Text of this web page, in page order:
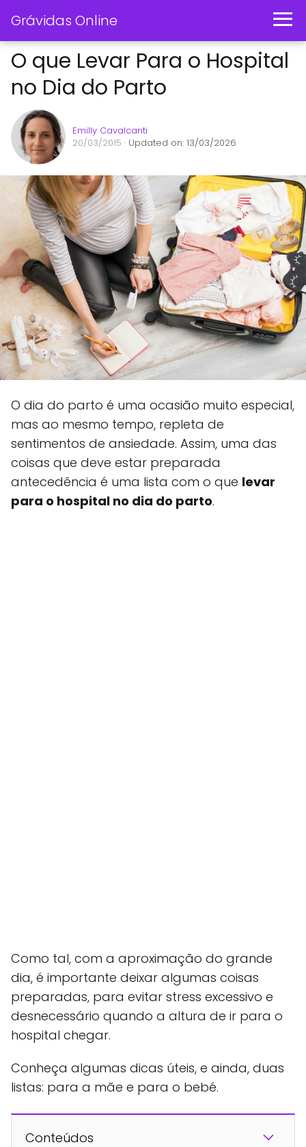
Grávidas Online
O que Levar Para o Hospital
no Dia do Parto
Emilly Cavalcanti
20/03/2015 · Updated on: 13/03/2026
O dia do parto é uma ocasião muito especial,
mas ao mesmo tempo, repleta de
sentimentos de ansiedade. Assim, uma das
coisas que deve estar preparada
antecedência é uma lista com o que levar
para o hospital no dia do parto.
Como tal, com a aproximação do grande
dia, é importante deixar algumas coisas
preparadas, para evitar stress excessivo e
desnecessário quando a altura de ir para o
hospital chegar.
Conheça algumas dicas úteis, e ainda, duas
listas: para a mãe e para o bebé.
Conteúdos